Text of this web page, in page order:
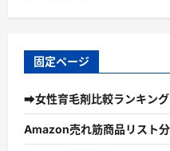
固定ページ
➡女性育毛剤比較ランキング
Amazon売れ筋商品リスト